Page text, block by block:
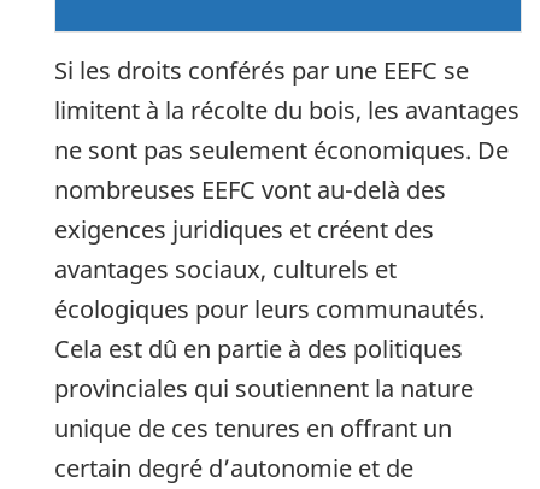
Si les droits conférés par une EEFC se
limitent à la récolte du bois, les avantages
ne sont pas seulement économiques. De
nombreuses EEFC vont au-delà des
exigences juridiques et créent des
avantages sociaux, culturels et
écologiques pour leurs communautés.
Cela est dû en partie à des politiques
provinciales qui soutiennent la nature
unique de ces tenures en offrant un
certain degré d’autonomie et de